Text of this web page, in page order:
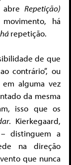
Repetição)
há
hárepetição.
de que
contrário”, ou
alguma vez
da mesma
isso que os
. Kierkegaard,
distinguem a
na direção
que nunca